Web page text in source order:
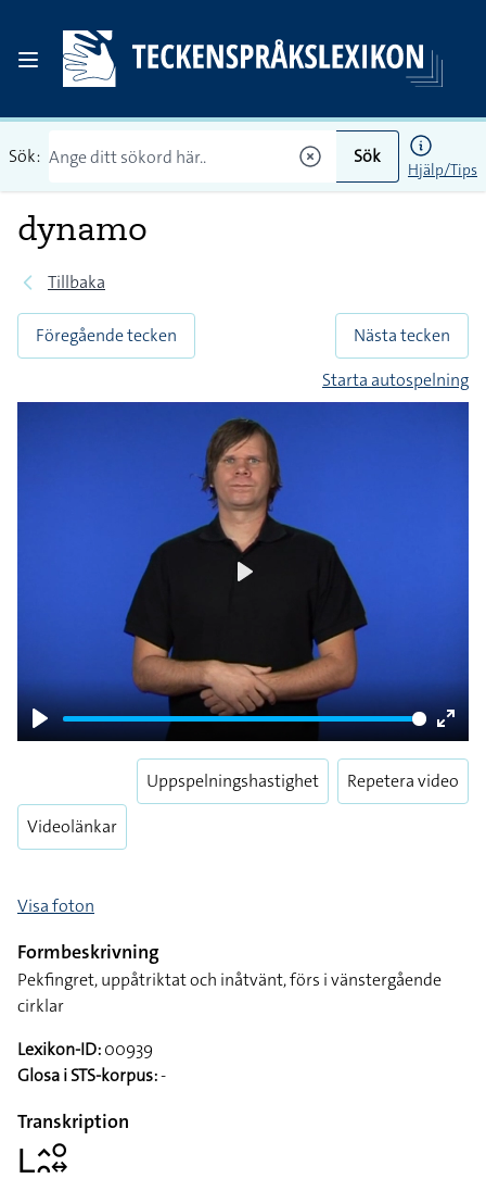
Sök: Sök
Hjälp/Tips
dynamo
Tillbaka
Föregående tecken
Nästa tecken
Starta autospelning
Play
Enter
Videolänkar
Uppspelningshastighet Repetera video
Visa foton
Formbeskrivning
Pekfingret, uppåtriktat och inåtvänt, förs i vänstergående
cirklar
Lexikon-ID:00939
Glosa i STS-korpus:-
Transkription
􌥈􌤵􌥘􌥰􌦉